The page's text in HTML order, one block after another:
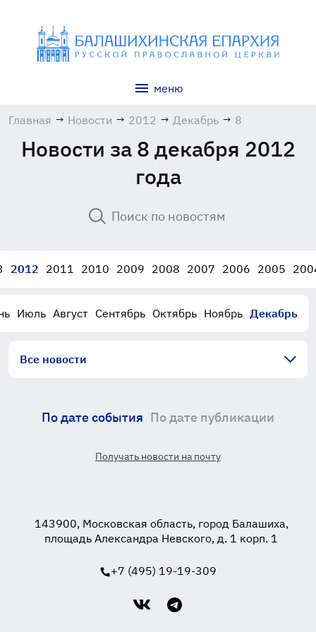
меню
Главная → Новости → 2012 → Декабрь → 8
Новости за 8 декабря 2012
года
2012 2011 2010 2009 2008 2007 2006 2005
Июль Август Сентябрь Октябрь Ноябрь Декабрь
Все новости
По дате события По дате публикации
Получать новости на почту
143900, Московская область, город Балашиха,
площадь Александра Невского, д. 1 корп. 1
+7 (495) 19-19-309